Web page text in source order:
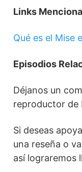
Links
Qué es el Mise
Episodios
Déjanos un
reproductor de
Si deseas
una reseña o
así lograremos